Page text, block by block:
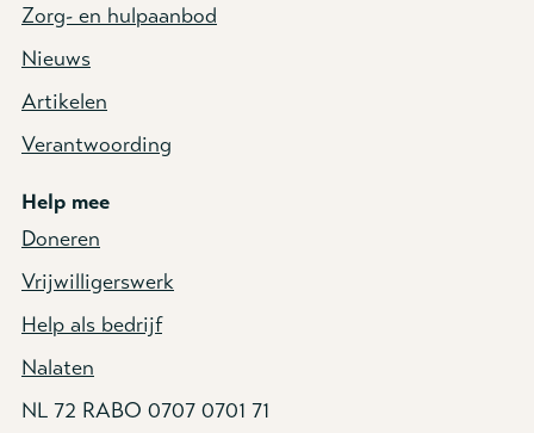
Zorg- en hulpaanbod
Nieuws
Artikelen
Verantwoording
Help mee
Doneren
Vrijwilligerswerk
Help als bedrijf
Nalaten
NL 72 RABO 0707 0701 71